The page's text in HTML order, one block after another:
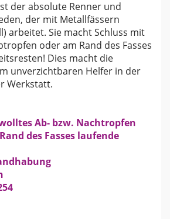
der absolute Renner und
der mit Metallfässern
arbeitet. Sie macht Schluss mit
oder am Rand des Fasses
Dies macht die
unverzichtbaren Helfer in der
Werkstatt.
Ab- bzw. Nachtropfen
des Fasses laufende